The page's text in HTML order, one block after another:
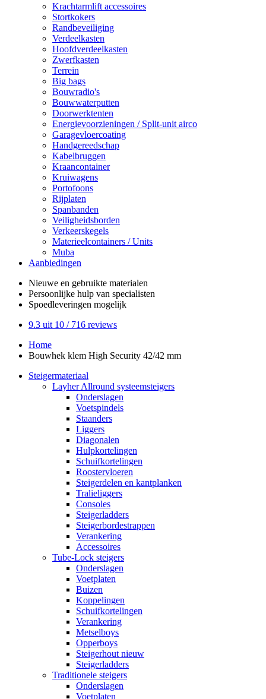
Krachtarmlift accessoires
Stortkokers
Randbeveiliging
Verdeelkasten
Hoofdverdeelkasten
Zwerfkasten
Terrein
Big bags
Bouwradio's
Bouwwaterputten
Doorwerktenten
Energievoorzieningen / Split-unit airco
Garagevloercoating
Handgereedschap
Kabelbruggen
Kraancontainer
Kruiwagens
Portofoons
Rijplaten
Spanbanden
Veiligheidsborden
Verkeerskegels
Materieelcontainers / Units
Muba
Aanbiedingen
Nieuwe en gebruikte materialen
Persoonlijke hulp van specialisten
Spoedleveringen mogelijk
9.3 uit 10 / 716 reviews
Home
Bouwhek klem High Security 42/42 mm
Steigermateriaal
Layher Allround systeemsteigers
Onderslagen
Voetspindels
Staanders
Liggers
Diagonalen
Hulpkortelingen
Schuifkortelingen
Roostervloeren
Steigerdelen en kantplanken
Tralieliggers
Consoles
Steigerladders
Steigerbordestrappen
Verankering
Accessoires
Tube-Lock steigers
Onderslagen
Voetplaten
Buizen
Koppelingen
Schuifkortelingen
Verankering
Metselboys
Opperboys
Steigerhout nieuw
Steigerladders
Traditionele steigers
Onderslagen
Voetplaten